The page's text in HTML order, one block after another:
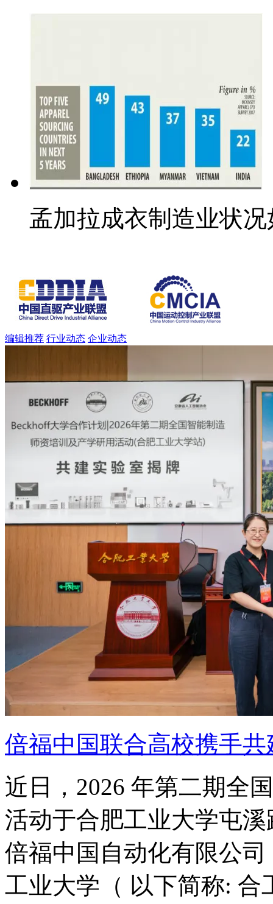
孟加拉成衣制造业状
编辑推荐 行业动态 企业动态
倍福中国联合高校携手
近日，2026 年第二期全
活动于合肥工业大学屯
倍福中国自动化有限公
工业大学（ 以下简称: 合